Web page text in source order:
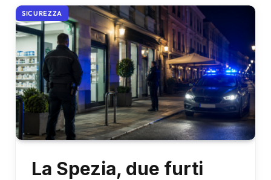
SICUREZZA
La Spezia, due furti